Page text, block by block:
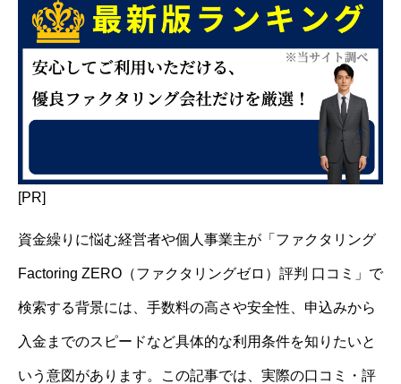
[PR]
資金繰りに悩む経営者や個人事業主が「ファクタリング
Factoring ZERO（ファクタリングゼロ）評判 口コミ」で
検索する背景には、手数料の高さや安全性、申込みから
入金までのスピードなど具体的な利用条件を知りたいと
いう意図があります。この記事では、実際の口コミ・評